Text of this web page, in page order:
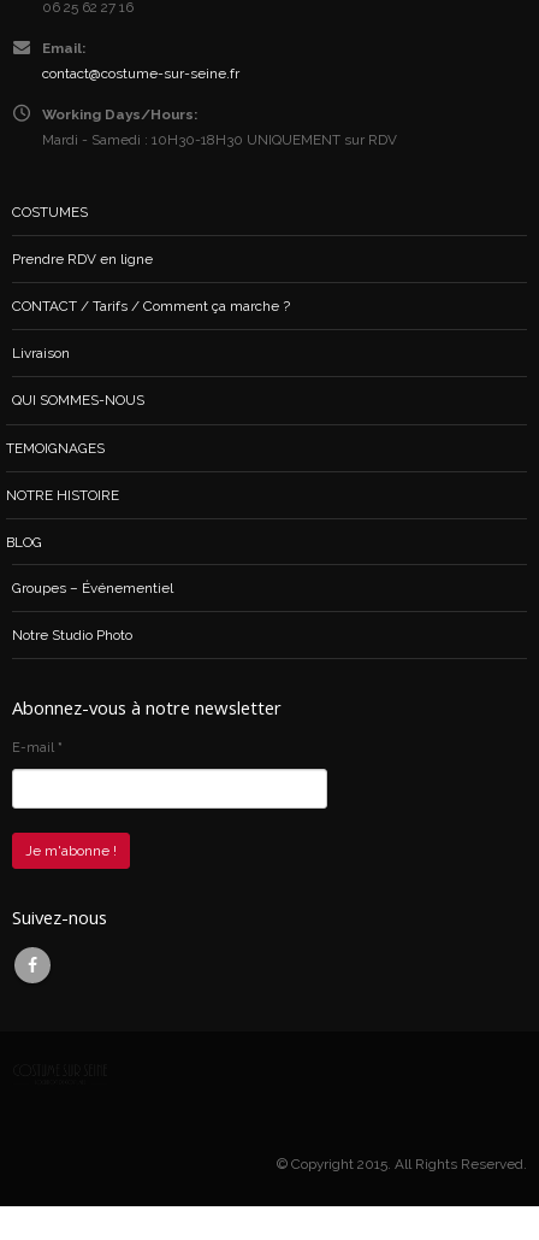
06 25 62 27 16
Email:
contact@costume-sur-seine.fr
Working Days/Hours:
Mardi - Samedi : 10H30-18H30 UNIQUEMENT sur RDV
COSTUMES
Prendre RDV en ligne
CONTACT / Tarifs / Comment ça marche ?
Livraison
QUI SOMMES-NOUS
TEMOIGNAGES
NOTRE HISTOIRE
BLOG
Groupes – Événementiel
Notre Studio Photo
Abonnez-vous à notre newsletter
E-mail *
Suivez-nous
© Copyright 2015. All Rights Reserved.